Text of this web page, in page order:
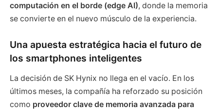
computación en el borde (edge AI), donde la memoria
se convierte en el nuevo músculo de la experiencia.
Una apuesta estratégica hacia el futuro de
los smartphones inteligentes
La decisión de SK Hynix no llega en el vacío. En los
últimos meses, la compañía ha reforzado su posición
como proveedor clave de memoria avanzada para